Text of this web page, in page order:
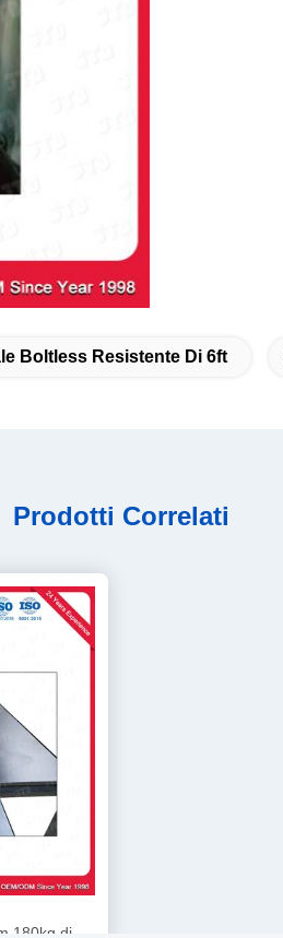
Boltless Resistente Di 6ft
Prodotti Correlati
180kg di